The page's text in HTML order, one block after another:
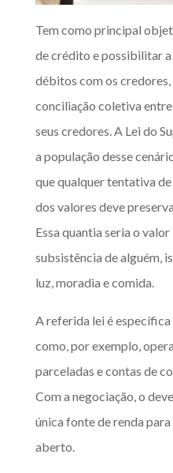
Tem como principal
de crédito e possibilitar
débitos com os
conciliação coletiva
seus credores. A Lei do
a população desse
que qualquer tentativa
dos valores deve
Essa quantia seria o
subsistência de alguém,
luz, moradia e comida.
A referida lei é
como, por exemplo,
parceladas e contas de
Com a negociação, o
única fonte de renda
aberto.